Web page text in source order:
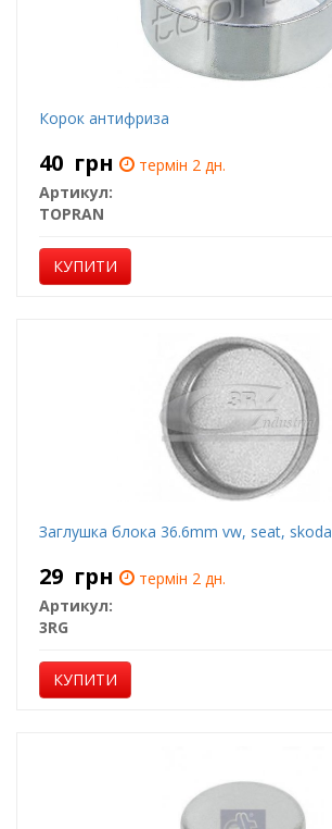
Корок антифриза
40 грн
термін 2 дн.
Артикул:
TOPRAN
КУПИТИ
Заглушка блока 36.6mm vw, seat, skoda
29 грн
термін 2 дн.
Артикул:
3RG
КУПИТИ